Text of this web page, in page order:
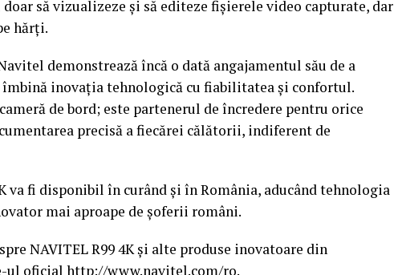
să vizualizeze și să editeze fișierele video capturate, dar
hărți.
demonstrează încă o dată angajamentul său de a
inovația tehnologică cu fiabilitatea și confortul.
de bord; este partenerul de încredere pentru orice
precisă a fiecărei călătorii, indiferent de
va fi disponibil în curând și în România, aducând tehnologia
mai aproape de șoferii români.
NAVITEL R99 4K și alte produse inovatoare din
ul oficial http://www.navitel.com/ro.